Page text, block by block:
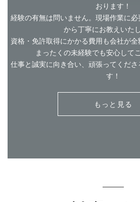
おります！
経験の有無は問いません。現場作業に
から丁寧にお教えいたし
資格・免許取得にかかる費用も会社が全
まったくの未経験でも安心して
仕事と誠実に向き合い、頑張ってくだ
す！
もっと見る